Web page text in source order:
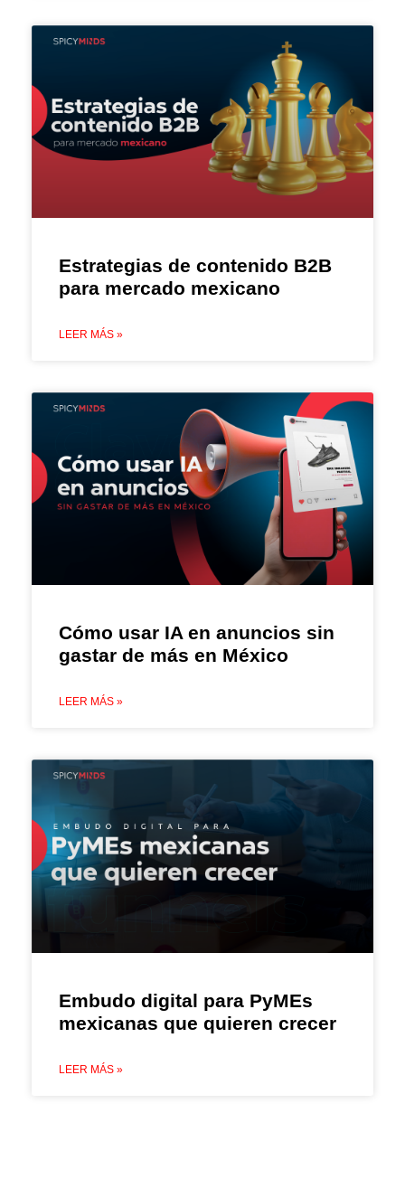
Estrategias de contenido B2B
para mercado mexicano
LEER MÁS »
Cómo usar IA en anuncios sin
gastar de más en México
LEER MÁS »
Embudo digital para PyMEs
mexicanas que quieren crecer
LEER MÁS »